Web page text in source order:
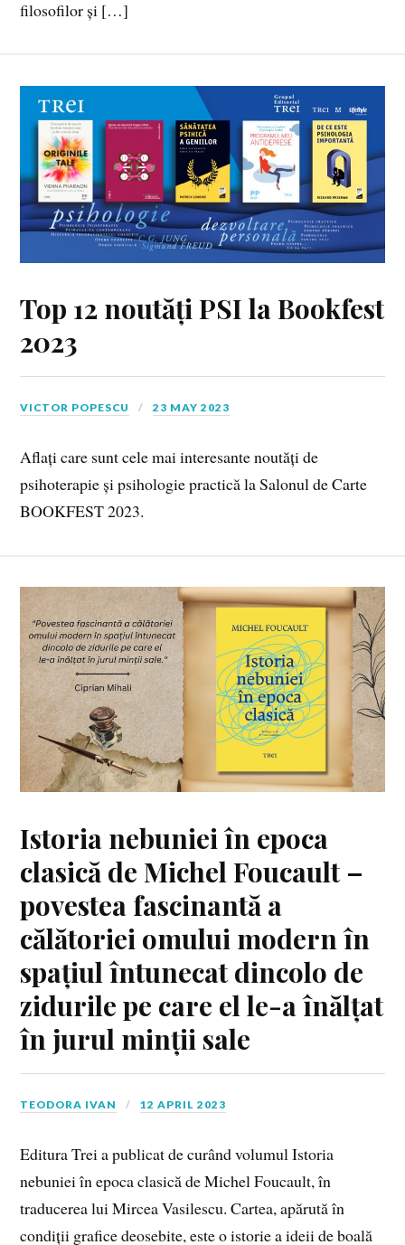
filosofilor și […]
Top 12 noutăți PSI la Bookfest
2023
VICTOR POPESCU 23 MAY 2023
Aflați care sunt cele mai interesante noutăți de
psihoterapie și psihologie practică la Salonul de Carte
BOOKFEST 2023.
Istoria nebuniei în epoca
clasică de Michel Foucault –
povestea fascinantă a
călătoriei omului modern în
spațiul întunecat dincolo de
zidurile pe care el le-a înălțat
în jurul minții sale
TEODORA IVAN 12 APRIL 2023
Editura Trei a publicat de curând volumul Istoria
nebuniei în epoca clasică de Michel Foucault, în
traducerea lui Mircea Vasilescu. Cartea, apărută în
condiții grafice deosebite, este o istorie a ideii de boală